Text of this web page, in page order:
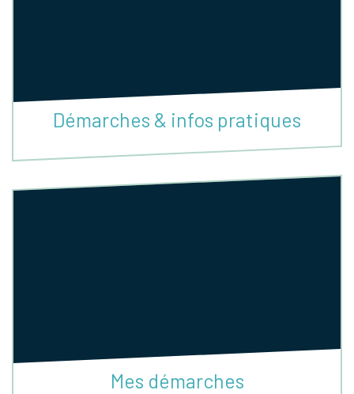
Démarches & infos pratiques
Mes démarches